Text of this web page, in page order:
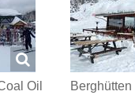
Oil